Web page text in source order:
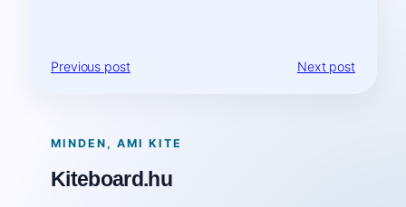
Previous post Next post
MINDEN, AMI KITE
Kiteboard.hu